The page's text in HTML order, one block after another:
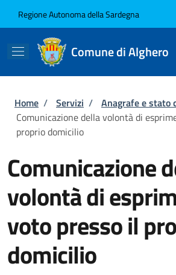
Regione Autonoma della Sardegna
Comune di Alghero
Briciole di pane
Home / Servizi / Anagrafe e stato
Comunicazione della volontà di
proprio domicilio
Comunicazione
volontà di
voto presso il
domicilio